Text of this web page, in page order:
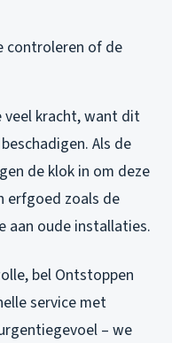
controleren of de
veel kracht, want dit
Als de
de klok in om deze
erfgoed zoals de
aan oude installaties.
bel Ontstoppen
service met
– we